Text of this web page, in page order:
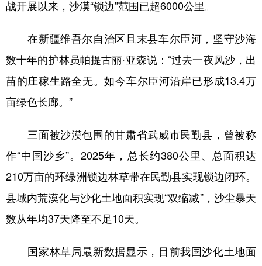
战开展以来，沙漠“锁边”范围已超6000公里。
在新疆维吾尔自治区且末县车尔臣河，坚守沙海
数十年的护林员帕提古丽·亚森说：“过去一夜风沙，出
苗的庄稼生路全无。如今车尔臣河沿岸已形成13.4万
亩绿色长廊。”
三面被沙漠包围的甘肃省武威市民勤县，曾被称
作“中国沙乡”。2025年，总长约380公里、总面积达
210万亩的环绿洲锁边林草带在民勤县实现锁边闭环。
县域内荒漠化与沙化土地面积实现“双缩减”，沙尘暴天
数从年均37天降至不足10天。
国家林草局最新数据显示，目前我国沙化土地面